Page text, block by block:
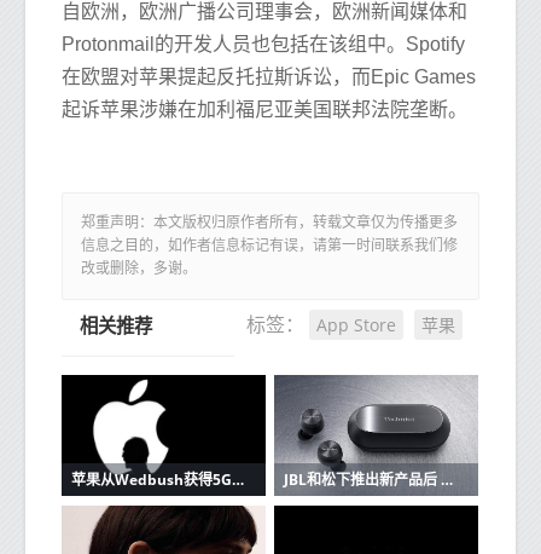
自欧洲，欧洲广播公司理事会，欧洲新闻媒体和
Protonmail的开发人员也包括在该组中。Spotify
在欧盟对苹果提起反托拉斯诉讼，而Epic Games
起诉苹果涉嫌在加利福尼亚美国联邦法院垄断。
郑重声明：本文版权归原作者所有，转载文章仅为传播更多
信息之目的，如作者信息标记有误，请第一时间联系我们修
改或删除，多谢。
标签： App Store 苹果
相关推荐
苹果从Wedbush获得5G潜在看涨信号 JBL和松下推出新产品后 苹果AirPods的竞争加剧